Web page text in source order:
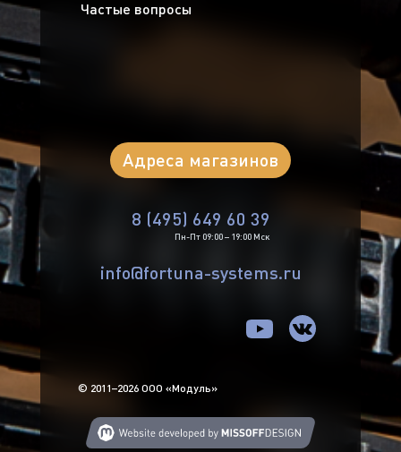
Частые вопросы
Адреса магазинов
8 (495) 649 60 39
Пн-Пт 09:00 – 19:00 Мск
info@fortuna-systems.ru
© 2011–2026 ООО «Модуль»